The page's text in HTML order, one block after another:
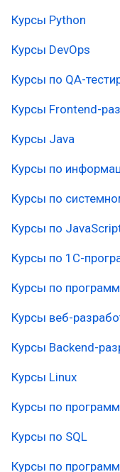
Курсы Python
Курсы DevOps
Курсы по QA-
Курсы Frontend-
Курсы Java
Курсы по
Курсы по
Курсы по
Курсы по 1С-
Курсы по
Курсы веб-
Курсы Backend-
Курсы Linux
Курсы по
Курсы по SQL
Курсы по